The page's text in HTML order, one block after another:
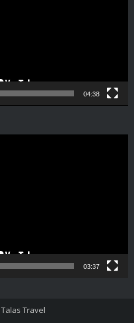
04:38
03:37
Talas Travel